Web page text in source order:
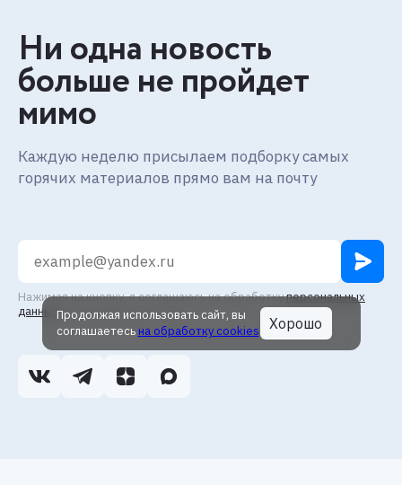
Ни одна новость
больше не пройдет
мимо
Каждую неделю присылаем подборку самых
горячих материалов прямо вам на почту
Нажимая на кнопку, я соглашаюсь на обработкуперсональных
данныхи получение рассылки
Продолжая использовать сайт, вы
соглашаетесь на обработку cookies Хорошо